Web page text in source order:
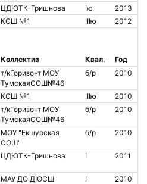
ЦДЮТК-Гришнова Iю
2013
КСШ №1 IIIю 2012
Коллектив Квал.
Год
т/кГоризонт МОУ
ТумскаяСОШ№46
б/р 2010
КСШ №1 IIIю
2010
т/кГоризонт МОУ
ТумскаяСОШ№46
б/р 2010
МОУ "Екшурская
СОШ"
б/р 2010
ЦДЮТК-Гришнова I 2011
МАУ ДО ДЮСШ
I 2010